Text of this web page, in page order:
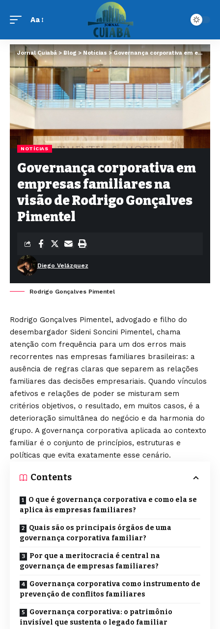
Aa
Jornal Cuiabá> Blog > Notícias >Governança corporativa em empresas familiares na visão de Rodrigo Gonçalves Pimentel
NOTÍCIAS
Governança corporativa em
empresas familiares na
visão de Rodrigo Gonçalves
Pimentel
Diego Velázquez
Rodrigo Gonçalves Pimentel
Rodrigo Gonçalves Pimentel, advogado e filho do
desembargador Sideni Soncini Pimentel, chama
atenção com frequência para um dos erros mais
recorrentes nas empresas familiares brasileiras: a
ausência de regras claras que separem as relações
familiares das decisões empresariais. Quando vínculos
afetivos e relações de poder se misturam sem
critérios objetivos, o resultado, em muitos casos, é a
deterioração simultânea do negócio e da harmonia do
grupo. A governança corporativa aplicada ao contexto
familiar é o conjunto de princípios, estruturas e
políticas que evita exatamente esse cenário.
Contents
O que é governança corporativa e como ela se
aplica às empresas familiares?
Quais são os principais órgãos de uma
governança corporativa familiar?
Por que a meritocracia é central na
governança de empresas familiares?
Governança corporativa como instrumento de
prevenção de conflitos familiares
Governança corporativa: o patrimônio
invisível que sustenta o legado familiar